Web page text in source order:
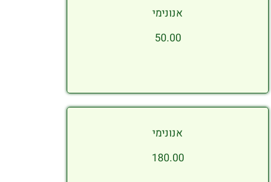
אנונימי
50.00
אנונימי
180.00